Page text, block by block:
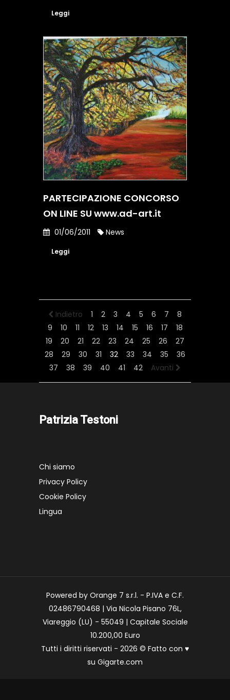
Leggi
PARTECIPAZIONE CONCORSO
ON LINE SU www.ad-art.it
01/06/2011 News
Leggi
Indietro 1 2 3 4 5 6 7
8
9
10 11 12 13 14 15 16 17
18
19
20 21 22 23 24 25 26
27
28
29 30 31 32 33 34 35
36
37
38 39 40 41 42 Avanti
Patrizia Testoni
Chi siamo
Privacy Policy
Cookie Policy
Lingua
Powered by Orange 7 s.r.l. - P.IVA e C.F.
02486790468 | Via Nicola Pisano 76L,
Viareggio (LU) - 55049 | Capitale Sociale
10.200,00 Euro
Tutti i diritti riservati - 2026 © Fatto con ♥
su Gigarte.com